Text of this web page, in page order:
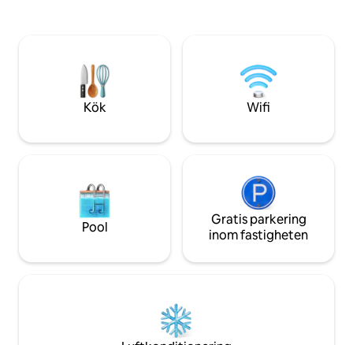
säkert att hitta något som talar till din
Kök Wifi
Pool
Gratis parkering
inom fastigheten